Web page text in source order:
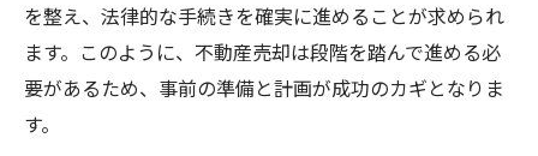
市場価格を見極めるポイント
査定方法とその活用法
価格設定の戦略的アプローチ
を整え、法律的な手続きを確実に進めることが求められ
ます。このように、不動産売却は段階を踏んで進める必
要があるため、事前の準備と計画が成功のカギとなりま
す。